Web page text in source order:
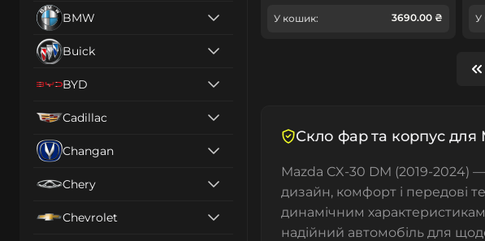
BMW
Buick
BYD
Cadillac
Changan
Chery
Chevrolet
У кошик: 3690.00 ₴ У
Скло фар та корпус для
Mazda CX-30 DM (2019-2024)
дизайн, комфорт і передові
динамічним
надійний автомобіль для